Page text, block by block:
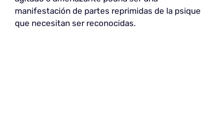
manifestación de partes reprimidas de la psique
que necesitan ser reconocidas.